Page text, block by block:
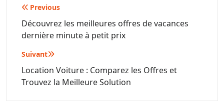
Navigation
de
l’article
Previous
Découvrez les meilleures offres de vacances
dernière minute à petit prix
Suivant
Location Voiture : Comparez les Offres et
Trouvez la Meilleure Solution